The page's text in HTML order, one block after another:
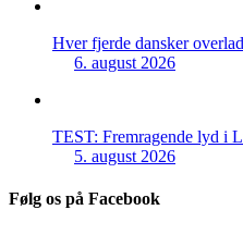
Hver fjerde dansker
6. august 2026
TEST: Fremragende lyd i
5. august 2026
Følg os på Facebook